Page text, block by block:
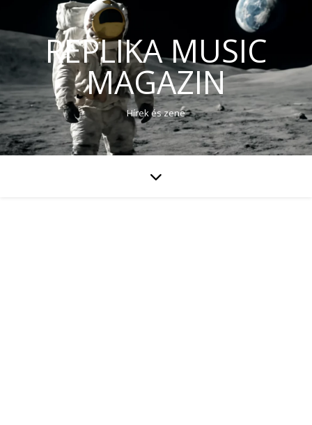
REPLIKA MUSIC
MAGAZIN
Hírek és zene